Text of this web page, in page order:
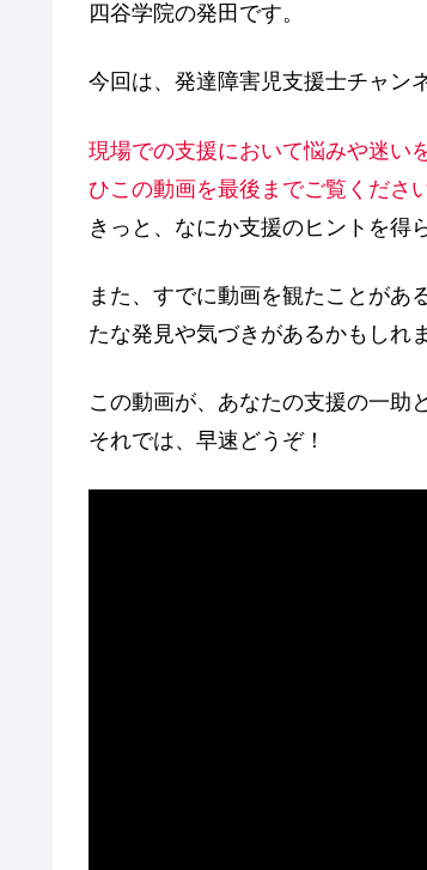
四谷学院の発田です。
今回は、 発達障害児支援士チャン
現場での支援において悩みや迷い
ひこの動画を最後までご覧ください
きっと、なにか支援のヒントを得
また、すでに動画を観たことがあ
たな発見や気づきがあるかもしれ
この動画が、あなたの支援の一助
それでは、早速どうぞ！